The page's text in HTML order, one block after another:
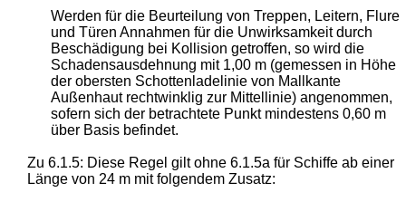
Werden für die Beurteilung von Treppen, Leitern, Flure
und Türen Annahmen für die Unwirksamkeit durch
Beschädigung bei Kollision getroffen, so wird die
Schadensausdehnung mit 1,00 m (gemessen in Höhe
der obersten Schottenladelinie von Mallkante
Außenhaut rechtwinklig zur Mittellinie) angenommen,
sofern sich der betrachtete Punkt mindestens 0,60 m
über Basis befindet.
Zu 6.1.5: Diese Regel gilt ohne 6.1.5a für Schiffe ab einer
Länge von 24 m mit folgendem Zusatz: